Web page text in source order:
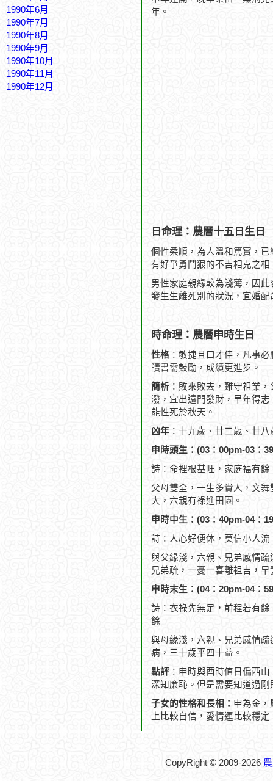
1990年6月
1990年7月
1990年8月
1990年9月
1990年10月
1990年11月
1990年12月
年。
日命理：農曆十五日生日
個性柔順，為人溫和篤實，
有好爭勇鬥狠的不吉相克之
男性家庭親緣較為淺薄，因
發生生離死別的狀況，宜婚
時命理：農曆申時生日
性格 ：敏捷且口才佳，凡事
讀書需鼓勵，成績更進步。
簡析 ：敗來敗去，難守祖業
潑，宜出遠門發財，早年得
能性死於秋天。
凶年 ：十九歲、廿二歲、廿
申時頭生：(03：00pm-03：
詩：命裡根基旺，家庭福有
父母雙全，一生多貴人，文
大，六親有祿進田園。
申時中生：(03：40pm-04：
詩：人心好便休，莫信小人
與父緣淺，六親、兄弟感情
兄弟疏，一憂一喜離祖吉，
申時末生：(04：20pm-04：
詩：衣祿先無足，前程若有
餘
與母緣淺，六親、兄弟感情
病，三十歲平四十益。
點評 ：申時與酉時值日偏西
深知廉恥。但是需要知道過剛
子女的性格和長相： 申為金，
上比較自信，愛情運比較穩定
CopyRight © 2009-2026